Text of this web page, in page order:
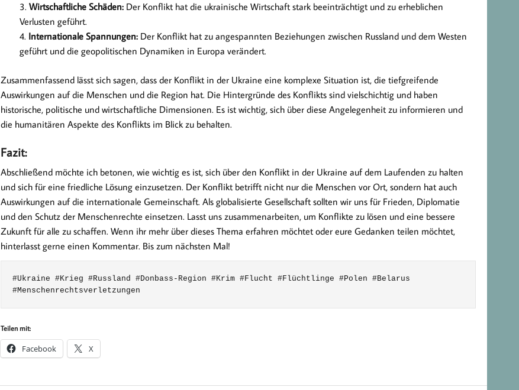
Wirtschaftliche Schäden:Der Konflikt hat die ukrainische Wirtschaft stark beeinträchtigt und zu erheblichen
Verlusten geführt.
Internationale Spannungen:Der Konflikt hat zu angespannten Beziehungen zwischen Russland und dem Westen
geführt und die geopolitischen Dynamiken in Europa verändert.
Zusammenfassend lässt sich sagen, dass der Konflikt in der Ukraine eine komplexe Situation ist, die tiefgreifende
Auswirkungen auf die Menschen und die Region hat. Die Hintergründe des Konflikts sind vielschichtig und haben
historische, politische und wirtschaftliche Dimensionen. Es ist wichtig, sich über diese Angelegenheit zu informieren und
die humanitären Aspekte des Konflikts im Blick zu behalten.
Fazit:
Abschließend möchte ich betonen, wie wichtig es ist, sich über den Konflikt in der Ukraine auf dem Laufenden zu halten
und sich für eine friedliche Lösung einzusetzen. Der Konflikt betrifft nicht nur die Menschen vor Ort, sondern hat auch
Auswirkungen auf die internationale Gemeinschaft. Als globalisierte Gesellschaft sollten wir uns für Frieden, Diplomatie
und den Schutz der Menschenrechte einsetzen. Lasst uns zusammenarbeiten, um Konflikte zu lösen und eine bessere
Zukunft für alle zu schaffen. Wenn ihr mehr über dieses Thema erfahren möchtet oder eure Gedanken teilen möchtet,
hinterlasst gerne einen Kommentar. Bis zum nächsten Mal!
#Ukraine #Krieg #Russland #Donbass-Region #Krim #Flucht #Flüchtlinge #Polen #Belarus
#Menschenrechtsverletzungen
Teilen mit:
Facebook X